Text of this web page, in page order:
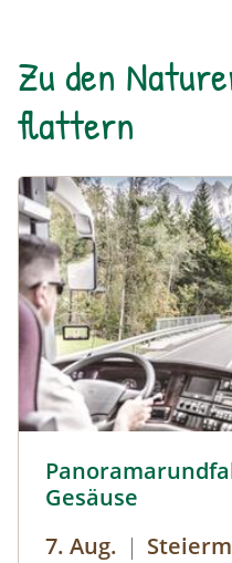
Zu den
flattern
Gesäuse
7. Aug. |